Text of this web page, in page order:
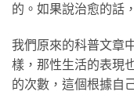
的。如果說治愈的話
我們原來的科普文章
樣，那性生活的表現
的次數，這個根據自